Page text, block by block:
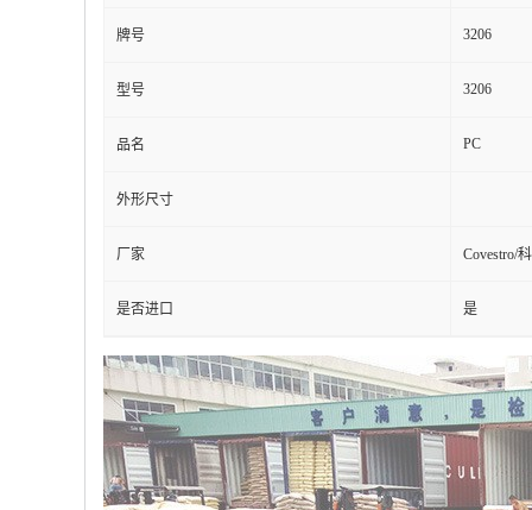
牌号 3206
型号 3206
品名 PC
外形尺寸
厂家 Covestro/
是否进口 是